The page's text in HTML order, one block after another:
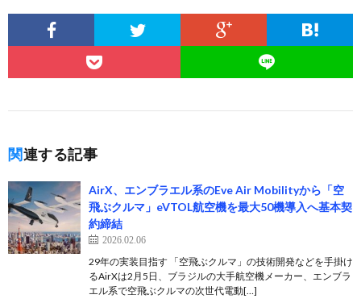
関連する記事
AirX、エンブラエル系のEve Air Mobilityから「空
飛ぶクルマ」eVTOL航空機を最大50機導入へ基本契
約締結
2026.02.06
29年の実装目指す 「空飛ぶクルマ」の技術開発などを手掛け
るAirXは2月5日、ブラジルの大手航空機メーカー、エンブラ
エル系で空飛ぶクルマの次世代電動[…]